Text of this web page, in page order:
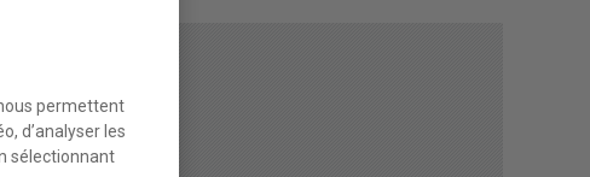
permettent
d’analyser les
sélectionnant